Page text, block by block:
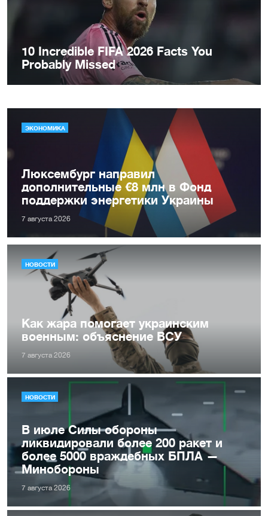
ЭКОНОМИКА
Люксембург направил
дополнительные €8 млн в Фонд
поддержки энергетики Украины
7 августа 2026
НОВОСТИ
Как жара помогает украинским
военным: объяснение ВСУ
7 августа 2026
НОВОСТИ
В июле Силы обороны
ликвидировали более 200 ракет и
более 5000 враждебных БПЛА —
Минобороны
7 августа 2026